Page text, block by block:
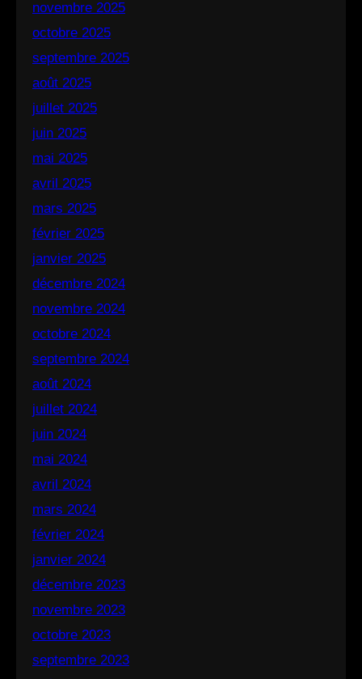
novembre 2025
octobre 2025
septembre 2025
août 2025
juillet 2025
juin 2025
mai 2025
avril 2025
mars 2025
février 2025
janvier 2025
décembre 2024
novembre 2024
octobre 2024
septembre 2024
août 2024
juillet 2024
juin 2024
mai 2024
avril 2024
mars 2024
février 2024
janvier 2024
décembre 2023
novembre 2023
octobre 2023
septembre 2023